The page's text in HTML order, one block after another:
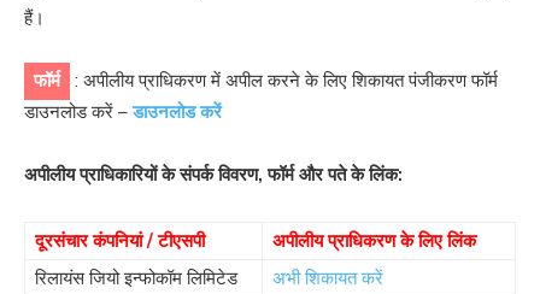
हैं।
फॉर्म : अपीलीय प्राधिकरण में अपील करने के लिए शिकायत पंजीकरण फॉर्म
डाउनलोड करें –डाउनलोड करें
अपीलीय प्राधिकारियों के संपर्क विवरण, फॉर्म और पते के लिंक:
दूरसंचार कंपनियां / टीएसपी
अपीलीय प्राधिकरण के लिए लिंक
रिलायंस जियो इन्फोकॉम लिमिटेड
अभी शिकायत करें